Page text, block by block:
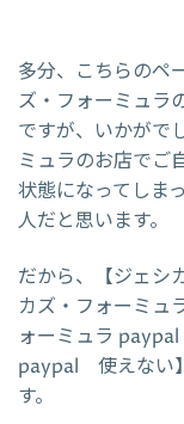
多分、こちらのペ
ズ・フォーミュラ
ですが、いかがで
ミュラのお店でご
状態になってしま
人だと思います。
だから、【ジェシ
カズ・フォーミ
ォーミュラ
paypal 使えない
す。